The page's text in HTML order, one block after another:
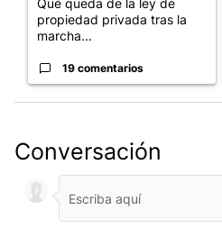
Qué queda de la ley de
propiedad privada tras la
marcha...
19 comentarios
Conversación